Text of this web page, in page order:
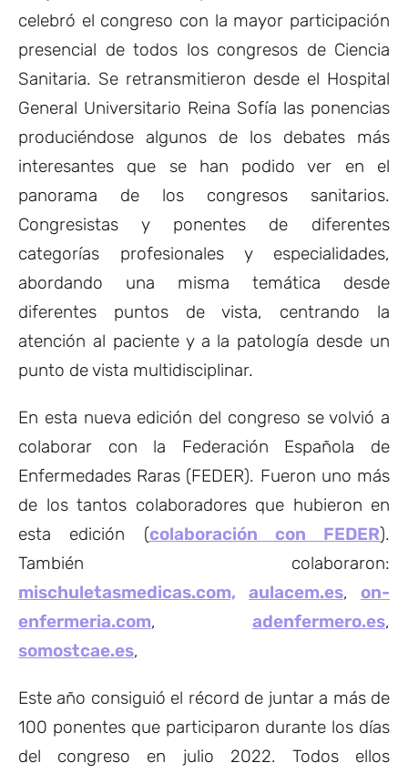
celebró el congreso con la mayor participación
presencial de todos los congresos de Ciencia
Sanitaria. Se retransmitieron desde el Hospital
General Universitario Reina Sofía las ponencias
produciéndose algunos de los debates más
interesantes que se han podido ver en el
panorama de los congresos sanitarios.
Congresistas y ponentes de diferentes
categorías profesionales y especialidades,
abordando una misma temática desde
diferentes puntos de vista, centrando la
atención al paciente y a la patología desde un
punto de vista multidisciplinar.
En esta nueva edición del congreso se volvió a
colaborar con la Federación Española de
Enfermedades Raras (FEDER). Fueron uno más
de los tantos colaboradores que hubieron en
esta edición (colaboración con FEDER).
También colaboraron:
mischuletasmedicas.com,
aulacem.es, on-
enfermeria.com, adenfermero.es,
somostcae.es,
Este año consiguió el récord de juntar a más de
100 ponentes que participaron durante los días
del congreso en julio 2022. Todos ellos